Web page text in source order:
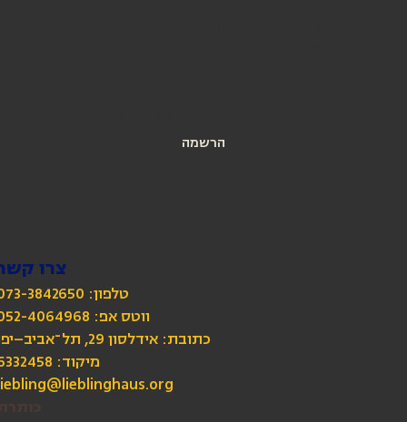
הרשמה
צרו
טלפון: 073-3842650
כתובת: אידלסון 29, תל־אביב–יפו
מיקוד: 6332458